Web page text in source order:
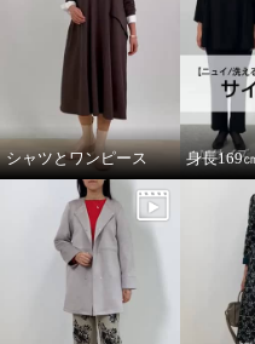
シャツとワンピース